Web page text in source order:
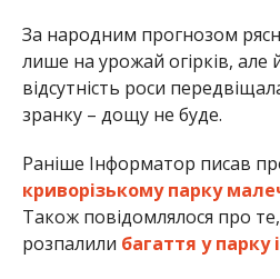
За народним прогнозом
лише на урожай огірків, але
відсутність роси
зранку – дощу не буде.
Раніше Інформатор писав
криворізькому парку
Також повідомлялося про
розпалили багаття у